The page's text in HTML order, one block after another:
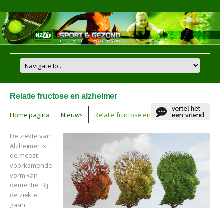
Relatie fructose en alzheimer
Home pagina Nieuws Relatie fructose en alzheimer
De ziekte van
Alzheimer is
de meest
voorkomende
vorm van
dementie. Bij
de ziekte
gaan